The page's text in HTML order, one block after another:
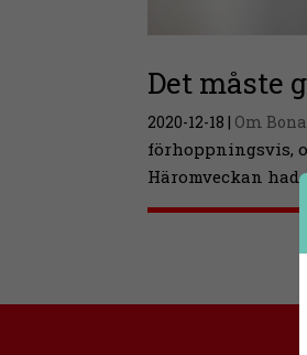
Det måste
2020-12-18 | Om Bona
förhoppningsvis,
Häromveckan